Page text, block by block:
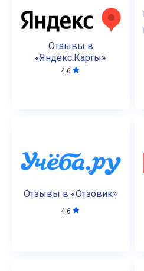
Отзывы в
«Яндекс.Карты»
4.6
Отзывы в «Отзовик»
4.6